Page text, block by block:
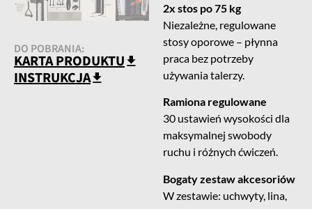
DO POBRANIA:
KARTA PRODUKTU
INSTRUKCJA
2x stos po 75 kg
Niezależne, regulowane
stosy oporowe – płynna
praca bez potrzeby
używania talerzy.
Ramiona regulowane
30 ustawień wysokości dla
maksymalnej swobody
ruchu i różnych ćwiczeń.
Bogaty zestaw akcesoriów
W zestawie: uchwyty, lina,